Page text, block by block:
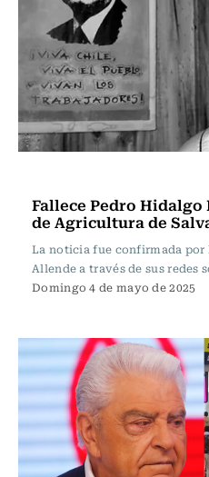
Fallece Pedro
de Agricultura de
La noticia fue confirmada por
Allende a través de sus redes
Domingo 4 de mayo de 2025